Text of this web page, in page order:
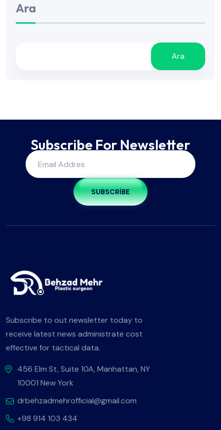
Ara
Ara
Subscribe For Newsletter
SUBSCRIBE
Subscribe to out newsletter today to
receive latest news administrate cost
effective for tactical data.
456 Elm St, Suite 10A, Manhattan, NY
10001 New York
drbehzadmehrofficial@gmail.com
+98 914 103 434